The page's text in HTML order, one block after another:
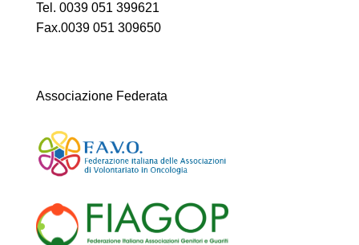
Tel. 0039 051 399621
Fax.0039 051 309650
Associazione Federata